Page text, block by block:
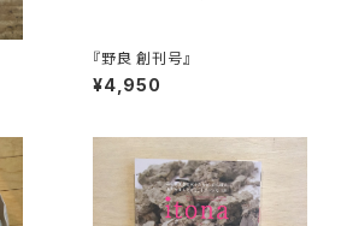
『野良 創刊号』
¥4,950